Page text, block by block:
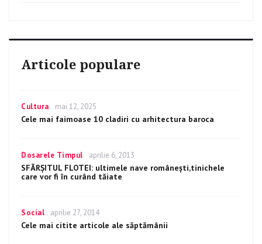
Articole populare
Categories
Cultura
Posted
on
mai 12, 2025
Cele mai faimoase 10 cladiri cu arhitectura baroca
Categories
Dosarele Timpul
Posted
on
aprilie 6, 2013
SFÂRȘITUL FLOTEI: ultimele nave românești,tinichele
care vor fi în curând tăiate
Categories
Social
Posted
on
aprilie 27, 2014
Cele mai citite articole ale săptămânii